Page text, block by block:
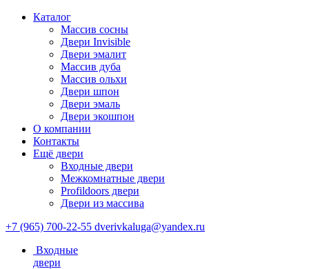
Каталог
Массив сосны
Двери Invisible
Двери эмалит
Массив дуба
Массив ольхи
Двери шпон
Двери эмаль
Двери экошпон
О компании
Контакты
Ещё двери
Входные двери
Межкомнатные двери
Profildoors двери
Двери из массива
+7 (965) 700-22-55 dverivkaluga@yandex.ru
Входные
двери